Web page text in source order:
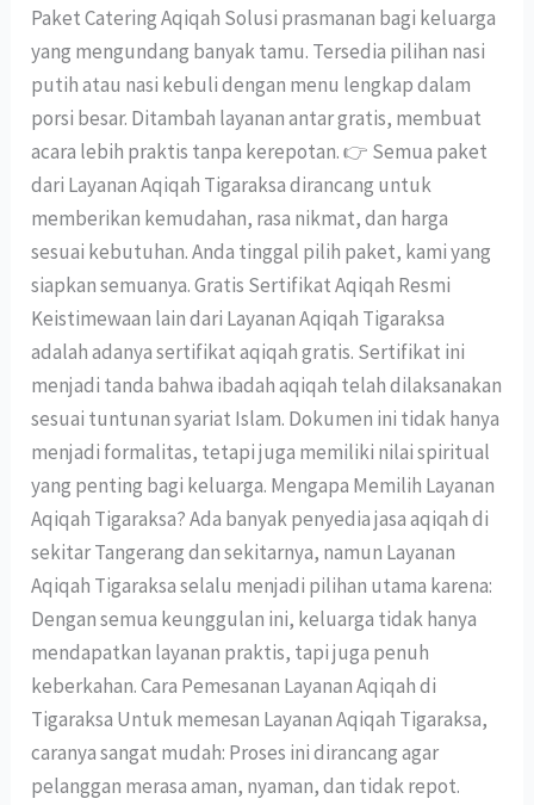
Paket Catering Aqiqah Solusi prasmanan bagi keluarga
yang mengundang banyak tamu. Tersedia pilihan nasi
putih atau nasi kebuli dengan menu lengkap dalam
porsi besar. Ditambah layanan antar gratis, membuat
acara lebih praktis tanpa kerepotan. 👉 Semua paket
dari Layanan Aqiqah Tigaraksa dirancang untuk
memberikan kemudahan, rasa nikmat, dan harga
sesuai kebutuhan. Anda tinggal pilih paket, kami yang
siapkan semuanya. Gratis Sertifikat Aqiqah Resmi
Keistimewaan lain dari Layanan Aqiqah Tigaraksa
adalah adanya sertifikat aqiqah gratis. Sertifikat ini
menjadi tanda bahwa ibadah aqiqah telah dilaksanakan
sesuai tuntunan syariat Islam. Dokumen ini tidak hanya
menjadi formalitas, tetapi juga memiliki nilai spiritual
yang penting bagi keluarga. Mengapa Memilih Layanan
Aqiqah Tigaraksa? Ada banyak penyedia jasa aqiqah di
sekitar Tangerang dan sekitarnya, namun Layanan
Aqiqah Tigaraksa selalu menjadi pilihan utama karena:
Dengan semua keunggulan ini, keluarga tidak hanya
mendapatkan layanan praktis, tapi juga penuh
keberkahan. Cara Pemesanan Layanan Aqiqah di
Tigaraksa Untuk memesan Layanan Aqiqah Tigaraksa,
caranya sangat mudah: Proses ini dirancang agar
pelanggan merasa aman, nyaman, dan tidak repot.